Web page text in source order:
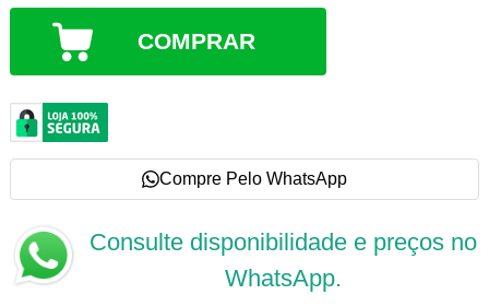
COMPRAR
Compre Pelo WhatsApp
Consulte disponibilidade e preços no
WhatsApp.